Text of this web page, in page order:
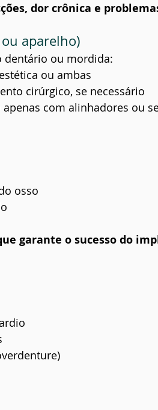
dor crônica e
aparelho)
dentário ou mordida:
ou ambas
cirúrgico, se necessário
com alinhadores ou
osso
garante o sucesso do